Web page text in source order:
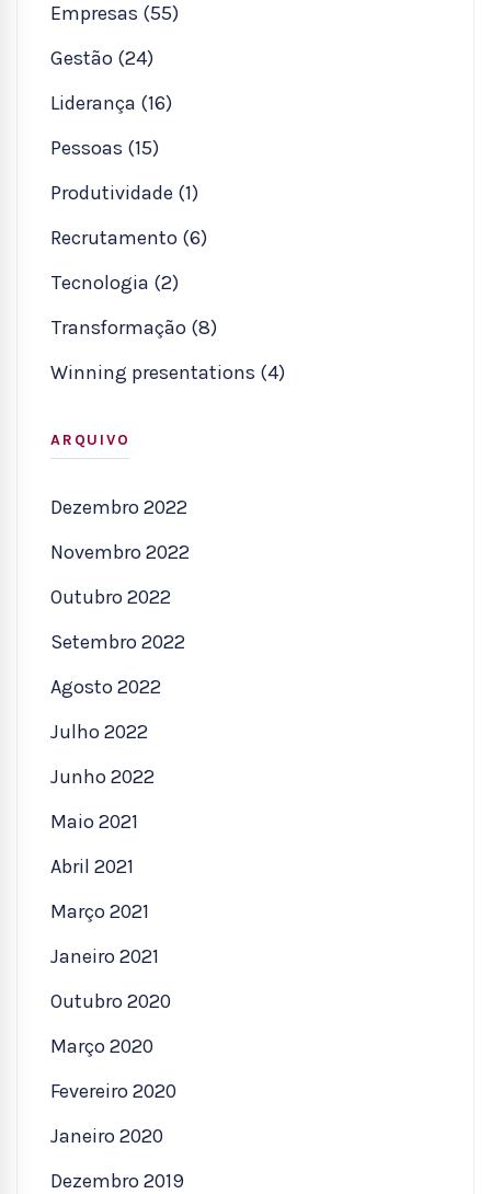
Empresas (55)
Gestão (24)
Liderança (16)
Pessoas (15)
Produtividade (1)
Recrutamento (6)
Tecnologia (2)
Transformação (8)
Winning presentations (4)
ARQUIVO
Dezembro 2022
Novembro 2022
Outubro 2022
Setembro 2022
Agosto 2022
Julho 2022
Junho 2022
Maio 2021
Abril 2021
Março 2021
Janeiro 2021
Outubro 2020
Março 2020
Fevereiro 2020
Janeiro 2020
Dezembro 2019